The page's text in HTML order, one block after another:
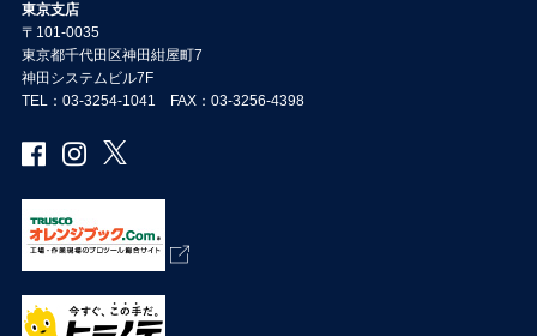
東京支店
〒101-0035
東京都千代田区神田紺屋町7
神田システムビル7F
TEL：03-3254-1041 FAX：03-3256-4398